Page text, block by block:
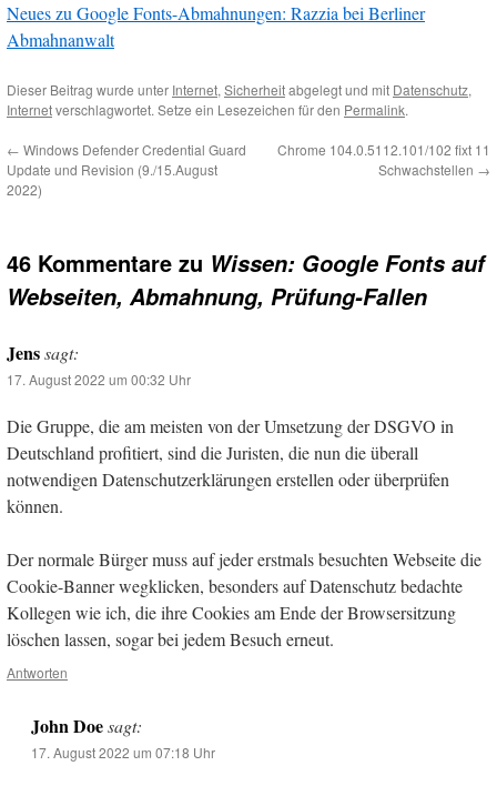
Neues zu Google Fonts-Abmahnungen: Razzia bei Berliner
Abmahnanwalt
Dieser Beitrag wurde unter Internet, Sicherheitabgelegt und mit Datenschutz,
Internetverschlagwortet. Setze ein Lesezeichen für den Permalink.
← Windows Defender Credential Guard
Update und Revision (9./15.August
2022)
Chrome 104.0.5112.101/102 fixt 11
Schwachstellen →
46 Kommentare zu Wissen: Google Fonts auf
Webseiten, Abmahnung, Prüfung-Fallen
Jenssagt:
17. August 2022 um 00:32 Uhr
Die Gruppe, die am meisten von der Umsetzung der DSGVO in
Deutschland profitiert, sind die Juristen, die nun die überall
notwendigen Datenschutzerklärungen erstellen oder überprüfen
können.
Der normale Bürger muss auf jeder erstmals besuchten Webseite die
Cookie-Banner wegklicken, besonders auf Datenschutz bedachte
Kollegen wie ich, die ihre Cookies am Ende der Browsersitzung
löschen lassen, sogar bei jedem Besuch erneut.
Antworten
John Doe sagt:
17. August 2022 um 07:18 Uhr